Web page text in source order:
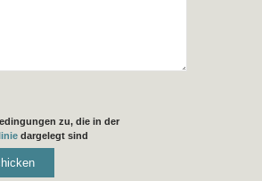
zu, die in der
dargelegt sind